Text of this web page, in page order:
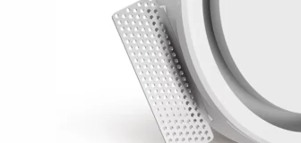
Silto grīdu folija plēves
Ģeomembrānas
Sastatņu aizsargplēve, siets
Celtniecības lentas
Šuvju pieslēgumu lentas